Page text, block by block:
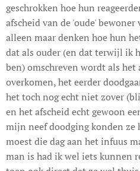
geschrokken hoe hun
afscheid van de 'oude'
alleen maar denken hoe hun
dat als ouder (en dat terwijl ik
ben) omschreven wordt als het
overkomen, het eerder
het toch nog echt niet zover
en het afscheid echt gewoon
mijn neef doodging konden ze
moest die dag aan het infuus
man is had ik wel iets kunnen